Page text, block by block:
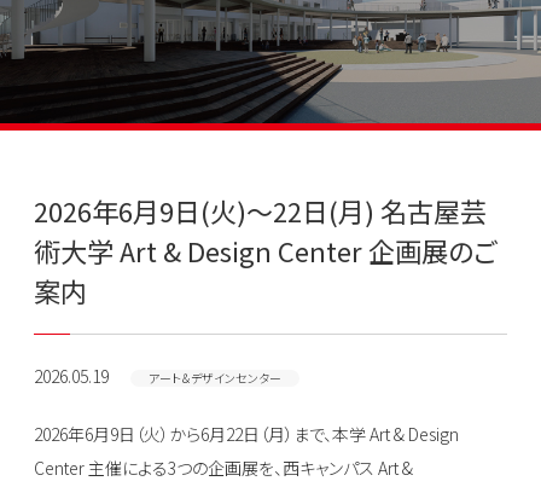
2026年6月9日(火)～22日(月) 名古屋芸
術大学 Art & Design Center 企画展のご
案内
2026.05.19 アート＆デザインセンター
2026年6月9日（火）から6月22日（月）まで、本学 Art & Design
Center 主催による3つの企画展を、西キャンパス Art &